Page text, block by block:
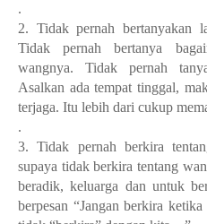
.
2. Tidak pernah bertanyakan
Tidak pernah bertanya
wangnya. Tidak pernah
Asalkan ada tempat tinggal,
terjaga. Itu lebih dari cukup
.
3. Tidak pernah berkira
supaya tidak berkira tentang
beradik, keluarga dan untuk
berpesan “Jangan berkira